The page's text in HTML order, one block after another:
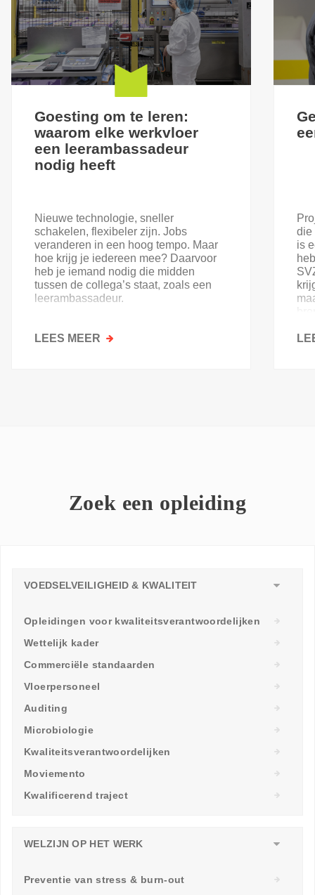
Goesting om te leren:
waarom elke werkvloer
een leerambassadeur
nodig heeft
Nieuwe technologie, sneller
schakelen, flexibeler zijn. Jobs
veranderen in een hoog tempo. Maar
hoe krijg je iedereen mee? Daarvoor
heb je iemand nodig die midden
tussen de collega’s staat, zoals een
leerambassadeur.
LEES MEER OVER
NODIG
die
is
Zoek een opleiding
VOEDSELVEILIGHEID & KWALITEIT
Opleidingen voor kwaliteitsverantwoordelijken
Wettelijk kader
Commerciële standaarden
Vloerpersoneel
Auditing
Microbiologie
Kwaliteitsverantwoordelijken
Moviemento
Kwalificerend traject
WELZIJN OP HET WERK
Preventie van stress & burn-out